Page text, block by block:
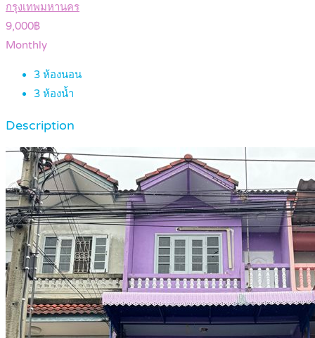
กรุงเทพมหานคร
9,000฿
Monthly
3 ห้องนอน
3 ห้องน้ำ
Description